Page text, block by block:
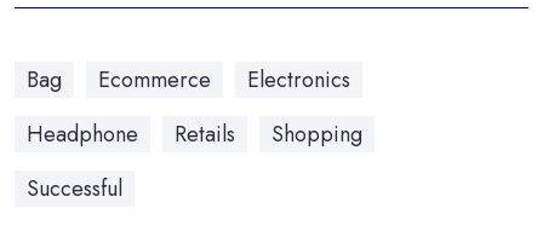
Bag Ecommerce
Electronics
Headphone
Retails
Shopping
Successful